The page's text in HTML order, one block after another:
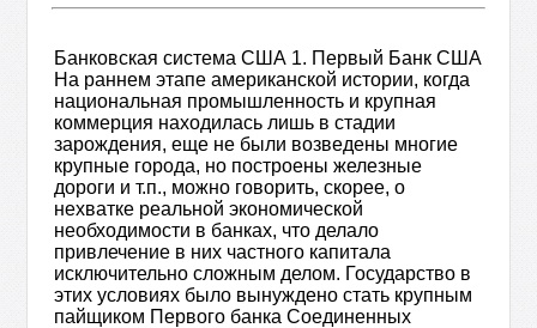
Банковская система США 1. Первый Банк США
На раннем этапе американской истории, когда
национальная промышленность и крупная
коммерция находилась лишь в стадии
зарождения, еще не были возведены многие
крупные города, но построены железные
дороги и т.п., можно говорить, скорее, о
нехватке реальной экономической
необходимости в банках, что делало
привлечение в них частного капитала
исключительно сложным делом. Государство в
этих условиях было вынуждено стать крупным
пайщиком Первого банка Соединенных